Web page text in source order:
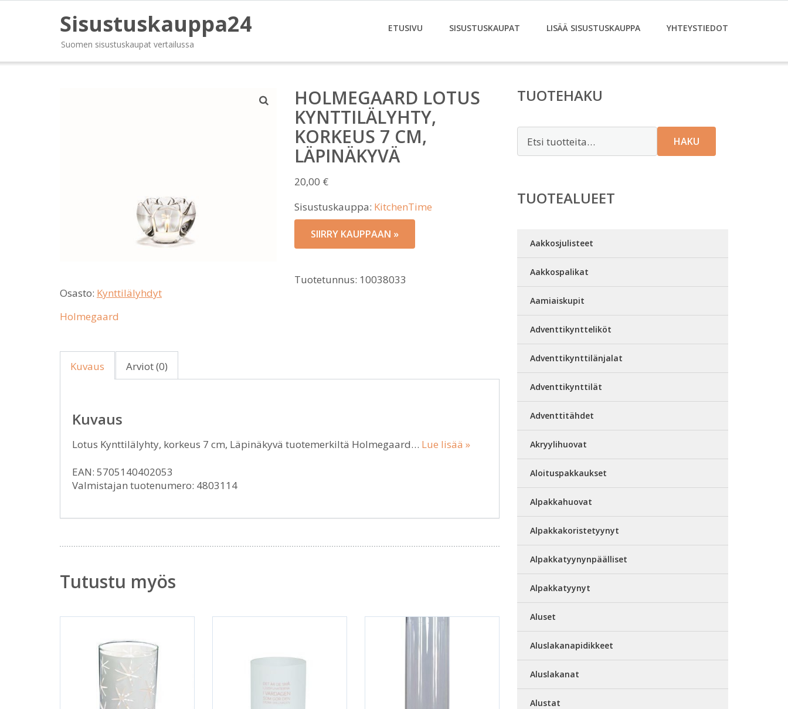
Sisustuskauppa24
Suomen sisustuskaupat vertailussa
ETUSIVU SISUSTUSKAUPAT LISÄÄ SISUSTUSKAUPPA YHTEYSTIEDOT
HOLMEGAARD LOTUS
KYNTTILÄLYHTY,
KORKEUS 7 CM,
LÄPINÄKYVÄ
20,00 €
Sisustuskauppa: KitchenTime
SIIRRY KAUPPAAN »
Tuotetunnus: 10038033
Osasto: Kynttilälyhdyt
Holmegaard
Kuvaus Arviot (0)
Kuvaus
Lotus Kynttilälyhty, korkeus 7 cm, Läpinäkyvä tuotemerkiltä Holmegaard… Lue lisää »
EAN: 5705140402053
Valmistajan tuotenumero: 4803114
Tutustu myös
TUOTEHAKU
HAKU
TUOTEALUEET
Aakkosjulisteet
Aakkospalikat
Aamiaiskupit
Adventtikyntteliköt
Adventtikynttilänjalat
Adventtikynttilät
Adventtitähdet
Akryylihuovat
Aloituspakkaukset
Alpakkahuovat
Alpakkakoristetyynyt
Alpakkatyynynpäälliset
Alpakkatyynyt
Aluset
Aluslakanapidikkeet
Aluslakanat
Alustat